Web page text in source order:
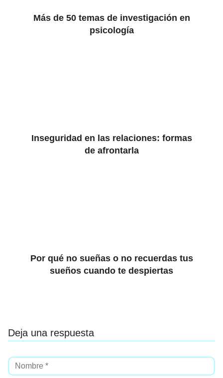
Más de 50 temas de investigación en
psicología
Inseguridad en las relaciones: formas
de afrontarla
Por qué no sueñas o no recuerdas tus
sueños cuando te despiertas
Deja una respuesta